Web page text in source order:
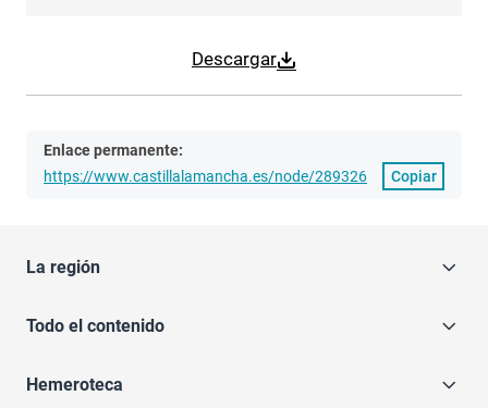
Descargar
Enlace permanente:
https://www.castillalamancha.es/node/289326
Copiar
La región
Todo el contenido
Hemeroteca